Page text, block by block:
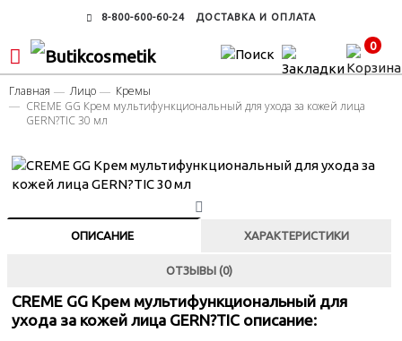
8-800-600-60-24 ДОСТАВКА И ОПЛАТА
0
Главная Лицо
Кремы
CREME GG Крем мультифункциональный для ухода за кожей лица
GERN?TIC 30 мл
ОПИСАНИЕ ХАРАКТЕРИСТИКИ
ОТЗЫВЫ (0)
CREME GG Крем мультифункциональный для
ухода за кожей лица GERN?TIC описание: